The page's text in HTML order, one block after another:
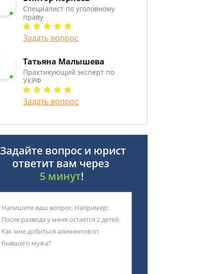
Cпециалист по уголовному
праву
Задать вопрос
Татьяна Малышева
Практикующий эксперт по
УКРФ
Задать вопрос
Задайте вопрос и юрист
ответит вам через
5 минут!